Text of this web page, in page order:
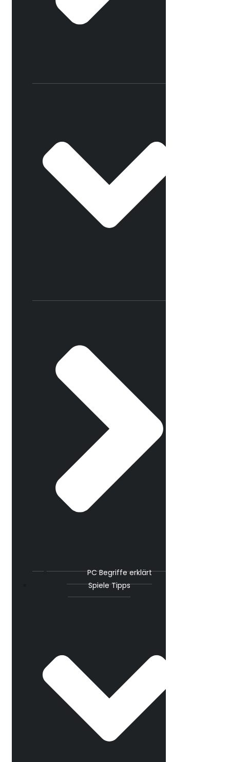
PC Begriffe erklärt
Spiele Tipps